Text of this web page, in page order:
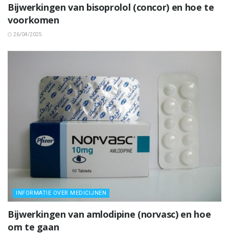
Bijwerkingen van bisoprolol (concor) en hoe te
voorkomen
26/04/2025
INFORMATIE OVER MEDICIJNEN
Bijwerkingen van amlodipine (norvasc) en hoe
om te gaan